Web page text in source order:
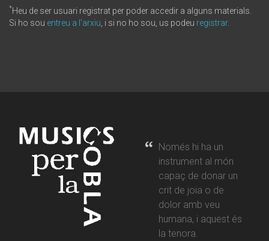
*Heu de ser usuari registrat per poder accedir a alguns materials.
Si ho sou entreu a l'arxiu , i si no ho sou, us podeu registrar.
Només hi ha un
instrument al món
capaç de donar un
crit de joia o de
dolor amb veu
humana, i aquest és
la tenora.